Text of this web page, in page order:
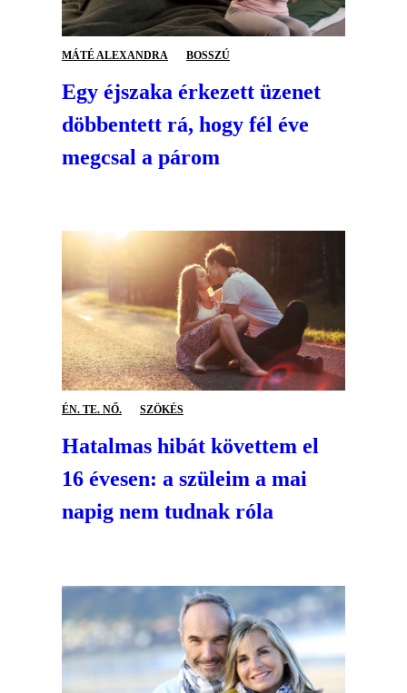
MÁTÉ ALEXANDRA BOSSZÚ
Egy éjszaka érkezett üzenet
döbbentett rá, hogy fél éve
megcsal a párom
ÉN. TE. NŐ. SZÖKÉS
Hatalmas hibát követtem el
16 évesen: a szüleim a mai
napig nem tudnak róla